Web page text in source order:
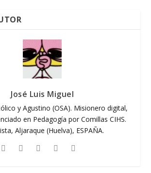
José Luis Miguel
y Agustino (OSA). Misionero digital,
en Pedagogía por Comillas CIHS.
Aljaraque (Huelva), ESPAÑA.